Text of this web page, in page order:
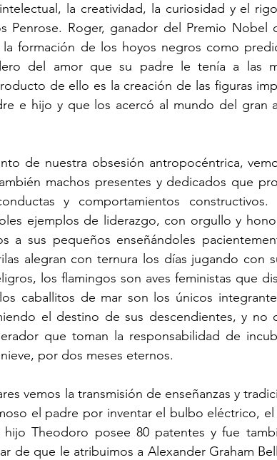
la creatividad, la curiosidad y el
Penrose. Roger, ganador del Premio Nobel
formación de los hoyos negros como
del amor que su padre le tenía a las
de ello es la creación de las figuras
e hijo y que los acercó al mundo del gran
de nuestra obsesión antropocéntrica,
machos presentes y dedicados que
y comportamientos constructivos.
ejemplos de liderazgo, con orgullo y
a sus pequeños enseñándoles
alegran con ternura los días jugando con
los flamingos son aves feministas que
caballitos de mar son los únicos
el destino de sus descendientes, y no
que toman la responsabilidad de
por dos meses eternos.
vemos la transmisión de enseñanzas y
el padre por inventar el bulbo eléctrico,
Theodoro posee 80 patentes y fue
de que le atribuimos a Alexander Graham